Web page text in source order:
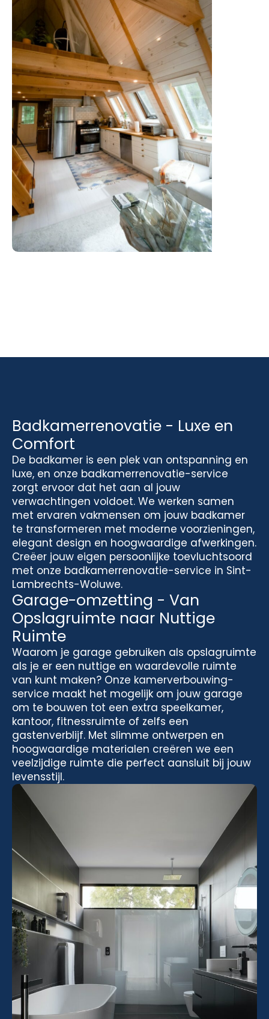
Badkamerrenovatie - Luxe en
Comfort
De badkamer is een plek van ontspanning en
luxe, en onze badkamerrenovatie-service
zorgt ervoor dat het aan al jouw
verwachtingen voldoet. We werken samen
met ervaren vakmensen om jouw badkamer
te transformeren met moderne voorzieningen,
elegant design en hoogwaardige afwerkingen.
Creëer jouw eigen persoonlijke toevluchtsoord
met onze badkamerrenovatie-service in Sint-
Lambrechts-Woluwe.
Garage-omzetting - Van
Opslagruimte naar Nuttige
Ruimte
Waarom je garage gebruiken als opslagruimte
als je er een nuttige en waardevolle ruimte
van kunt maken? Onze kamerverbouwing-
service maakt het mogelijk om jouw garage
om te bouwen tot een extra speelkamer,
kantoor, fitnessruimte of zelfs een
gastenverblijf. Met slimme ontwerpen en
hoogwaardige materialen creëren we een
veelzijdige ruimte die perfect aansluit bij jouw
levensstijl.